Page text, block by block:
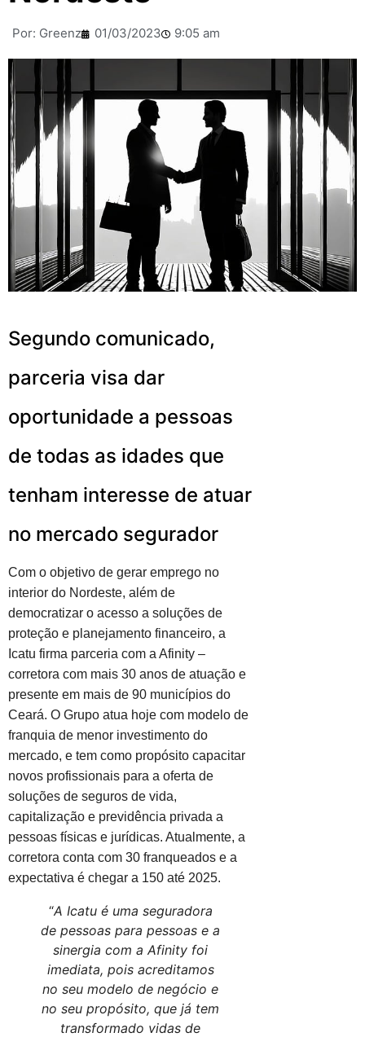
Por: Greenz 01/03/2023 9:05 am
Segundo comunicado,
parceria visa dar
oportunidade a pessoas
de todas as idades que
tenham interesse de atuar
no mercado segurador
Com o objetivo de gerar emprego no
interior do Nordeste, além de
democratizar o acesso a soluções de
proteção e planejamento financeiro, a
Icatu firma parceria com a Afinity –
corretora com mais 30 anos de atuação e
presente em mais de 90 municípios do
Ceará. O Grupo atua hoje com modelo de
franquia de menor investimento do
mercado, e tem como propósito capacitar
novos profissionais para a oferta de
soluções de seguros de vida,
capitalização e previdência privada a
pessoas físicas e jurídicas. Atualmente, a
corretora conta com 30 franqueados e a
expectativa é chegar a 150 até 2025.
“A Icatu é uma seguradora
de pessoas para pessoas e a
sinergia com a Afinity foi
imediata, pois acreditamos
no seu modelo de negócio e
no seu propósito, que já tem
transformado vidas de